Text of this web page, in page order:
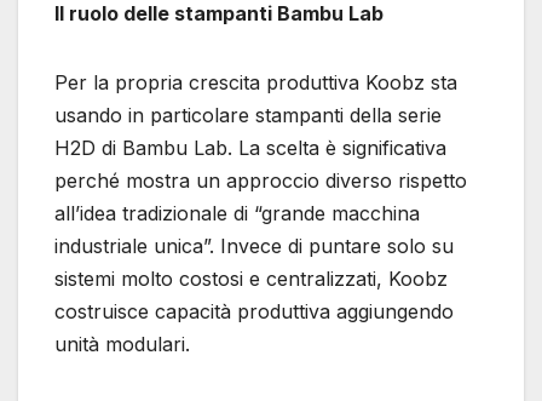
Il ruolo delle stampanti Bambu Lab
Per la propria crescita produttiva Koobz sta
usando in particolare stampanti della serie
H2D di Bambu Lab. La scelta è significativa
perché mostra un approccio diverso rispetto
all’idea tradizionale di “grande macchina
industriale unica”. Invece di puntare solo su
sistemi molto costosi e centralizzati, Koobz
costruisce capacità produttiva aggiungendo
unità modulari.